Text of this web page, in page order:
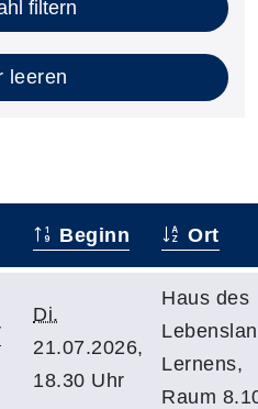
filtern
leeren
Beginn Ort
Di.
21.07.2026,
18.30 Uhr
Haus des
Lernens,
Raum